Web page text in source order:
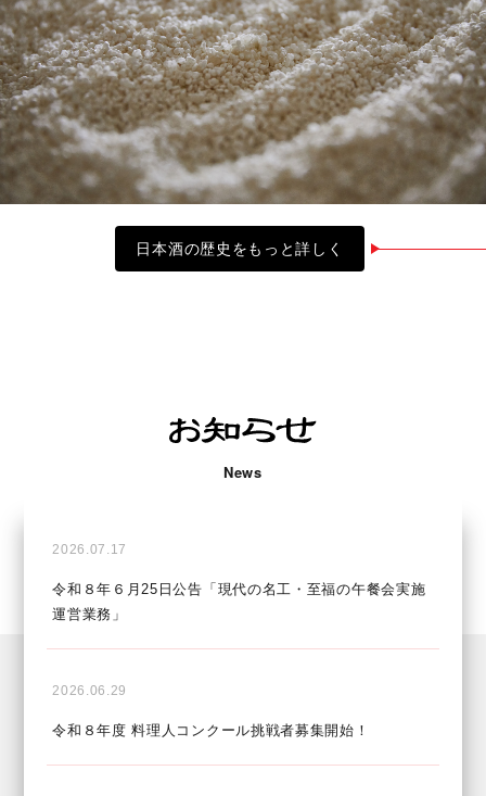
日本酒の歴史をもっと詳しく
News
2026.07.17
令和８年６月25日公告「現代の名工・至福の午餐会実施
運営業務」
2026.06.29
令和８年度 料理人コンクール挑戦者募集開始！